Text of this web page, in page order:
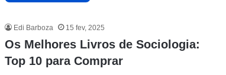
Edi Barboza 15 fev, 2025
Os Melhores Livros de Sociologia:
Top 10 para Comprar